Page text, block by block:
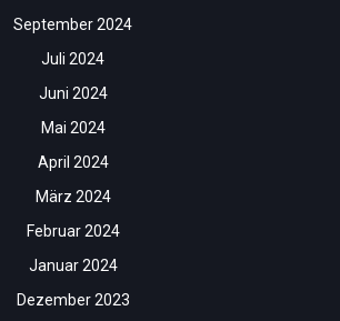
September 2024
Juli 2024
Juni 2024
Mai 2024
April 2024
März 2024
Februar 2024
Januar 2024
Dezember 2023